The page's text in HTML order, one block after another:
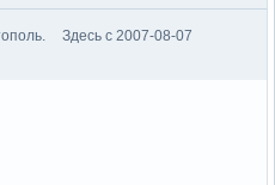
Здесь с 2007-08-07